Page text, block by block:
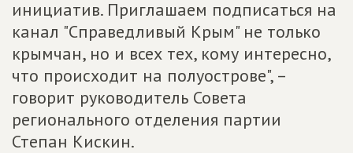
инициатив. Приглашаем подписаться на
канал "Справедливый Крым" не только
крымчан, но и всех тех, кому интересно,
что происходит на полуострове", –
говорит руководитель Совета
регионального отделения партии
Степан Кискин.